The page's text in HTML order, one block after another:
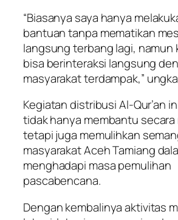
“Biasanya saya hanya
bantuan tanpa mematikan
langsung terbang lagi, namun
bisa berinteraksi langsung
masyarakat terdampak,”
Kegiatan distribusi Al-Qur’an
tidak hanya membantu secara
tetapi juga memulihkan
masyarakat Aceh Tamiang
menghadapi masa pemulihan
pascabencana.
Dengan kembalinya aktivitas